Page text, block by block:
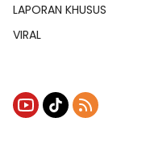
LAPORAN KHUSUS
VIRAL